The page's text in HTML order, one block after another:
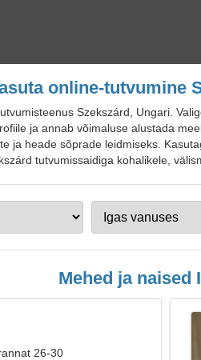
online-tutvumine
Szekszárd, Ungari.
ja annab võimaluse alustada
ja heade sõprade leidmiseks.
tutvumissaidiga kohalikele,
Mehed ja naised
26-30